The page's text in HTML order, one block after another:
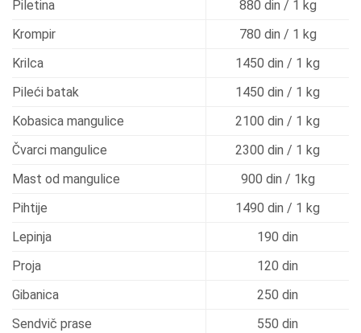
Piletina
880 din / 1 kg
Krompir
780 din / 1 kg
Krilca
1450 din / 1 kg
Pileći batak
1450 din / 1 kg
Kobasica mangulice
2100 din / 1 kg
Čvarci mangulice
2300 din / 1 kg
Mast od mangulice
900 din / 1kg
Pihtije
1490 din / 1 kg
Lepinja
190 din
Proja
120 din
Gibanica
250 din
Sendvič prase
550 din